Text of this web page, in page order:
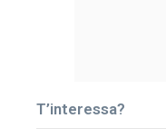
T’interessa?